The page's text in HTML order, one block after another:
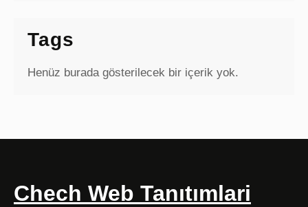
Tags
Henüz burada gösterilecek bir içerik yok.
Chech Web Tanıtımlari